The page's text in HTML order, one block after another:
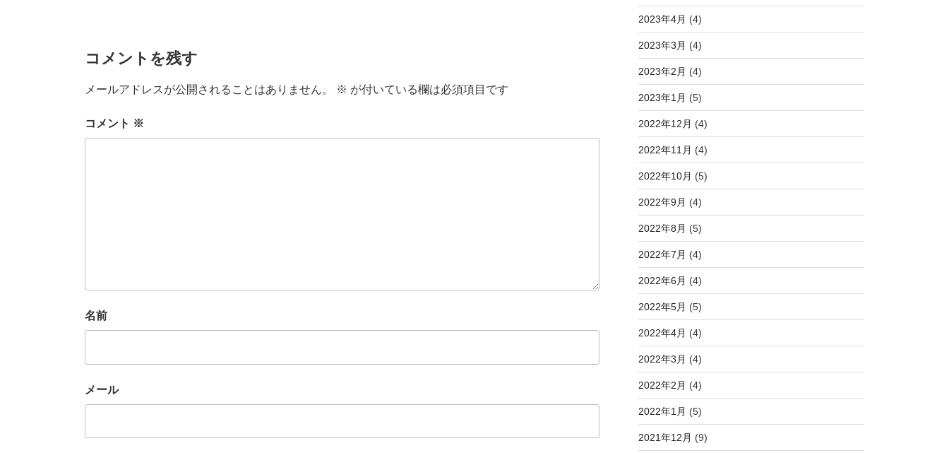
コメントを残す
メールアドレスが公開されることはありません。 ※ が付いている欄は必須項目です
コメント ※
名前
メール
2023年4月 (4)
2023年3月 (4)
2023年2月 (4)
2023年1月 (5)
2022年12月 (4)
2022年11月 (4)
2022年10月 (5)
2022年9月 (4)
2022年8月 (5)
2022年7月 (4)
2022年6月 (4)
2022年5月 (5)
2022年4月 (4)
2022年3月 (4)
2022年2月 (4)
2022年1月 (5)
2021年12月 (9)